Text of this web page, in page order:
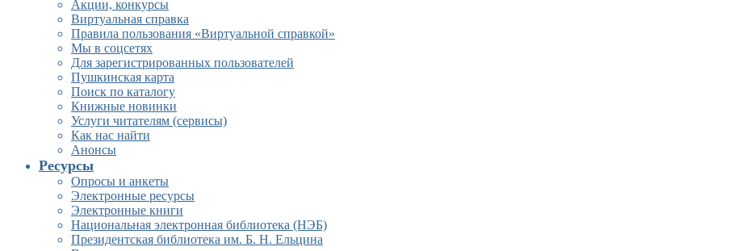
Акции, конкурсы
Виртуальная справка
Правила пользования «Виртуальной справкой»
Мы в соцсетях
Для зарегистрированных пользователей
Пушкинская карта
Поиск по каталогу
Книжные новинки
Услуги читателям (сервисы)
Как нас найти
Анонсы
Ресурсы
Опросы и анкеты
Электронные ресурсы
Электронные книги
Национальная электронная библиотека (НЭБ)
Президентская библиотека им. Б. Н. Ельцина